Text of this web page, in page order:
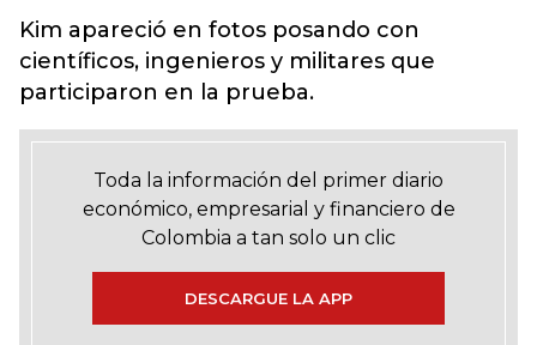
Kim apareció en fotos posando con
científicos, ingenieros y militares que
participaron en la prueba.
Toda la información del primer diario
económico, empresarial y financiero de
Colombia a tan solo un clic
DESCARGUE LA APP